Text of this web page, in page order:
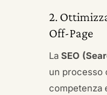
2.
Off-Page
La SEO
un processo
competenza